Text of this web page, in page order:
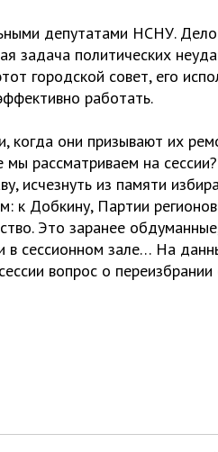
депутатами НСНУ. Дело
задача политических
городской совет, его
работать.
когда они призывают их
рассматриваем на
исчезнуть из памяти
к Добкину, Партии
Это заранее
сессионном зале… На
вопрос о переизбрании